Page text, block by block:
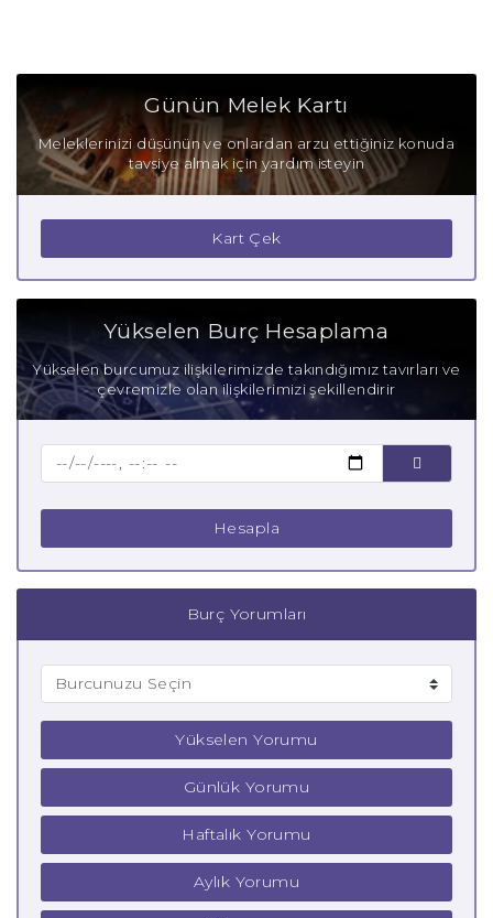
Oğlak Burcu Olumlu Yönleri
Oğlak Burcu Olumsuz Yönleri
Oğlak Burcu Gizli Tutkuları
Oğlak Burcu Güçlü Yanları
Oğlak Burcu Zayıf Yanları
Anne Oğlak Burcu
Baba Oğlak Burcu
Günün Melek Kartı
Meleklerinizi düşünün ve onlardan arzu ettiğiniz konuda
tavsiye almak için yardım isteyin
Kart Çek
Yükselen Burç Hesaplama
Yükselen burcumuz ilişkilerimizde takındığımız tavırları ve
çevremizle olan ilişkilerimizi şekillendirir
Hesapla
Burç Yorumları
Yükselen Yorumu
Günlük Yorumu
Haftalık Yorumu
Aylık Yorumu